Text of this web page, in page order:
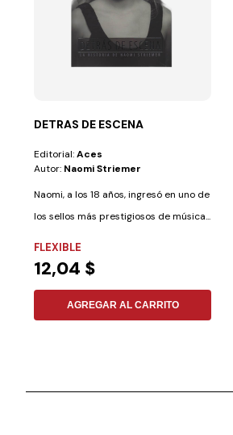
DETRAS DE ESCENA
Editorial:Aces
Autor: Naomi Striemer
Naomi, a los 18 años, ingresó en uno de
los sellos más prestigiosos de música...
FLEXIBLE
12,04 $
AGREGAR AL CARRITO